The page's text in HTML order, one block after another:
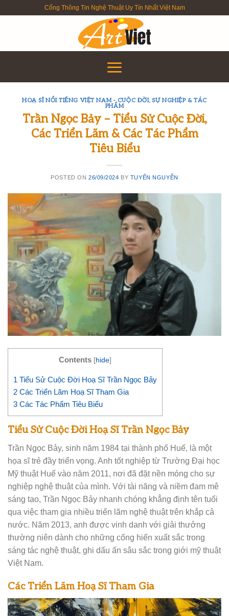
to
Cổng Thông Tin Nghệ Thuật Uy Tín Nhất Việt Nam
HOẠ SĨ NỔI TIẾNG VIỆT NAM - CUỘC ĐỜI, SỰ NGHIỆP & TÁC
PHẨM
Trần Ngọc Bảy – Tiểu Sử Cuộc Đời,
Các Triển Lãm & Các Tác Phẩm
Tiêu Biểu
POSTED ON 26/09/2024 BY TUYỂN NGUYỄN
Contents [hide]
1 Tiểu Sử Cuộc Đời Hoạ Sĩ Trần Ngọc Bảy
2 Các Triển Lãm Hoạ Sĩ Tham Gia
3 Các Tác Phẩm Tiêu Biểu
Tiểu Sử Cuộc Đời Hoạ Sĩ Trần Ngọc Bảy
Trần Ngọc Bảy, sinh năm 1984 tại thành phố Huế, là một
họa sĩ trẻ đầy triển vọng. Anh tốt nghiệp từ Trường Đại học
Mỹ thuật Huế vào năm 2011, nơi đã đặt nền móng cho sự
nghiệp nghệ thuật của mình. Với tài năng và niềm đam mê
sáng tạo, Trần Ngọc Bảy nhanh chóng khẳng định tên tuổi
qua việc tham gia nhiều triển lãm nghệ thuật trên khắp cả
nước. Năm 2013, anh được vinh danh với giải thưởng
thường niên dành cho những cống hiến xuất sắc trong
sáng tác nghệ thuật, ghi dấu ấn sâu sắc trong giới mỹ thuật
Việt Nam.
Các Triển Lãm Hoạ Sĩ Tham Gia